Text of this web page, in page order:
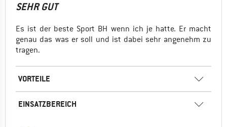
SEHR GUT
Es ist der beste Sport BH wenn ich je hatte. Er macht
genau das was er soll und ist dabei sehr angenehm zu
tragen.
VORTEILE
EINSATZBEREICH